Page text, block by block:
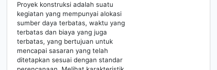
Proyek konstruksi adalah suatu
kegiatan yang mempunyai alokasi
sumber daya terbatas, waktu yang
terbatas dan biaya yang juga
terbatas, yang bertujuan untuk
mencapai sasaran yang telah
ditetapkan sesuai dengan standar